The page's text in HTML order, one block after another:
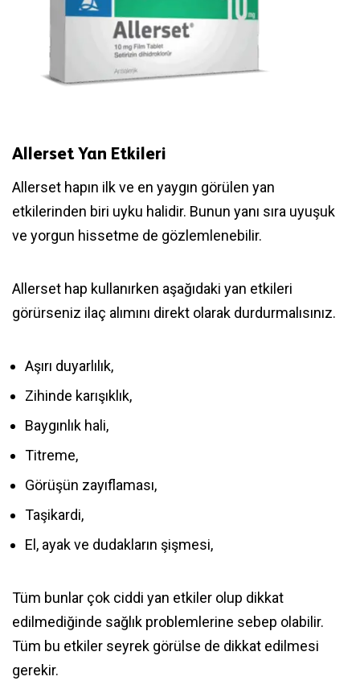
Allerset Yan Etkileri
Allerset hapın ilk ve en yaygın görülen yan
etkilerinden biri uyku halidir. Bunun yanı sıra uyuşuk
ve yorgun hissetme de gözlemlenebilir.
Allerset hap kullanırken aşağıdaki yan etkileri
görürseniz ilaç alımını direkt olarak durdurmalısınız.
Aşırı duyarlılık,
Zihinde karışıklık,
Baygınlık hali,
Titreme,
Görüşün zayıflaması,
Taşikardi,
El, ayak ve dudakların şişmesi,
Tüm bunlar çok ciddi yan etkiler olup dikkat
edilmediğinde sağlık problemlerine sebep olabilir.
Tüm bu etkiler seyrek görülse de dikkat edilmesi
gerekir.